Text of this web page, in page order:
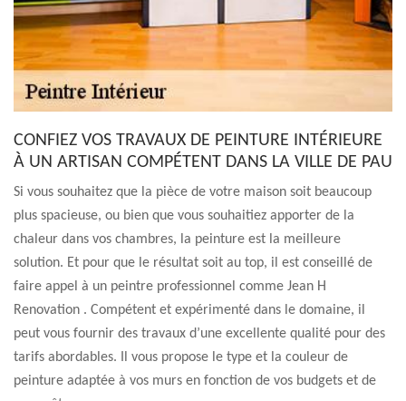
CONFIEZ VOS TRAVAUX DE PEINTURE INTÉRIEURE
À UN ARTISAN COMPÉTENT DANS LA VILLE DE PAU
Si vous souhaitez que la pièce de votre maison soit beaucoup
plus spacieuse, ou bien que vous souhaitiez apporter de la
chaleur dans vos chambres, la peinture est la meilleure
solution. Et pour que le résultat soit au top, il est conseillé de
faire appel à un peintre professionnel comme Jean H
Renovation . Compétent et expérimenté dans le domaine, il
peut vous fournir des travaux d’une excellente qualité pour des
tarifs abordables. Il vous propose le type et la couleur de
peinture adaptée à vos murs en fonction de vos budgets et de